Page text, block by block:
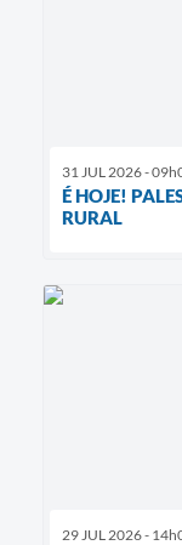
31 JUL 2026 -
É HOJE!
RURAL
29 JUL 2026 -